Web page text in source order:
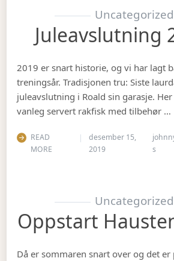
Uncategorized
Juleavslutning
2019 er snart historie, og vi har lagt
treningsår. Tradisjonen tru: Siste
juleavslutning i Roald sin garasje.
vanleg servert rakfisk med tilbehør …
READ
MORE
desember 15,
2019
s
Uncategorized
Oppstart
Då er sommaren snart over og det er